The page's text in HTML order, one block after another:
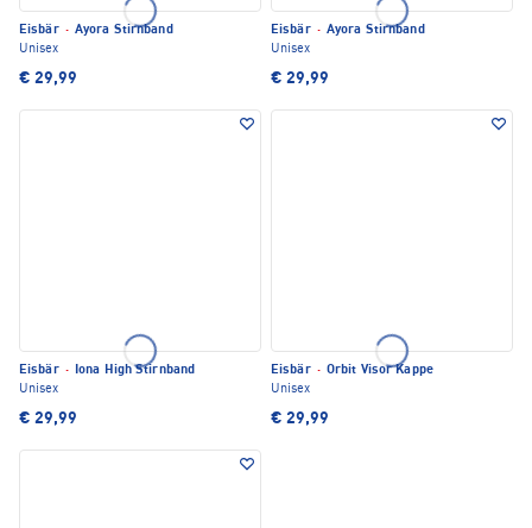
Eisbär · Ayora Stirnband
Unisex
€ 29,99
Eisbär · Ayora Stirnband
Unisex
€ 29,99
Eisbär · Iona High Stirnband
Unisex
€ 29,99
Eisbär · Orbit Visor Kappe
Unisex
€ 29,99